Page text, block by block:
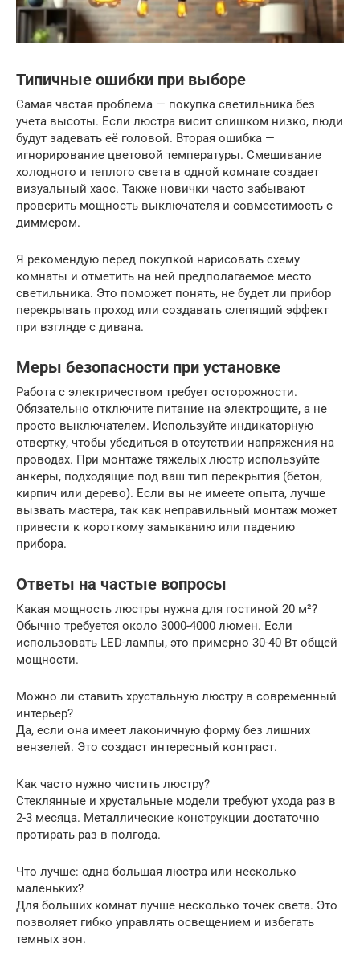
Типичные ошибки при выборе
Самая частая проблема — покупка светильника без
учета высоты. Если люстра висит слишком низко, люди
будут задевать её головой. Вторая ошибка —
игнорирование цветовой температуры. Смешивание
холодного и теплого света в одной комнате создает
визуальный хаос. Также новички часто забывают
проверить мощность выключателя и совместимость с
диммером.
Я рекомендую перед покупкой нарисовать схему
комнаты и отметить на ней предполагаемое место
светильника. Это поможет понять, не будет ли прибор
перекрывать проход или создавать слепящий эффект
при взгляде с дивана.
Меры безопасности при установке
Работа с электричеством требует осторожности.
Обязательно отключите питание на электрощите, а не
просто выключателем. Используйте индикаторную
отвертку, чтобы убедиться в отсутствии напряжения на
проводах. При монтаже тяжелых люстр используйте
анкеры, подходящие под ваш тип перекрытия (бетон,
кирпич или дерево). Если вы не имеете опыта, лучше
вызвать мастера, так как неправильный монтаж может
привести к короткому замыканию или падению
прибора.
Ответы на частые вопросы
Какая мощность люстры нужна для гостиной 20 м²?
Обычно требуется около 3000-4000 люмен. Если
использовать LED-лампы, это примерно 30-40 Вт общей
мощности.
Можно ли ставить хрустальную люстру в современный
интерьер?
Да, если она имеет лаконичную форму без лишних
вензелей. Это создаст интересный контраст.
Как часто нужно чистить люстру?
Стеклянные и хрустальные модели требуют ухода раз в
2-3 месяца. Металлические конструкции достаточно
протирать раз в полгода.
Что лучше: одна большая люстра или несколько
маленьких?
Для больших комнат лучше несколько точек света. Это
позволяет гибко управлять освещением и избегать
темных зон.